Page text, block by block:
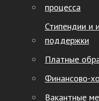
процесса
Стипендии и
поддержки
Платные
Финансово-
Вакантные